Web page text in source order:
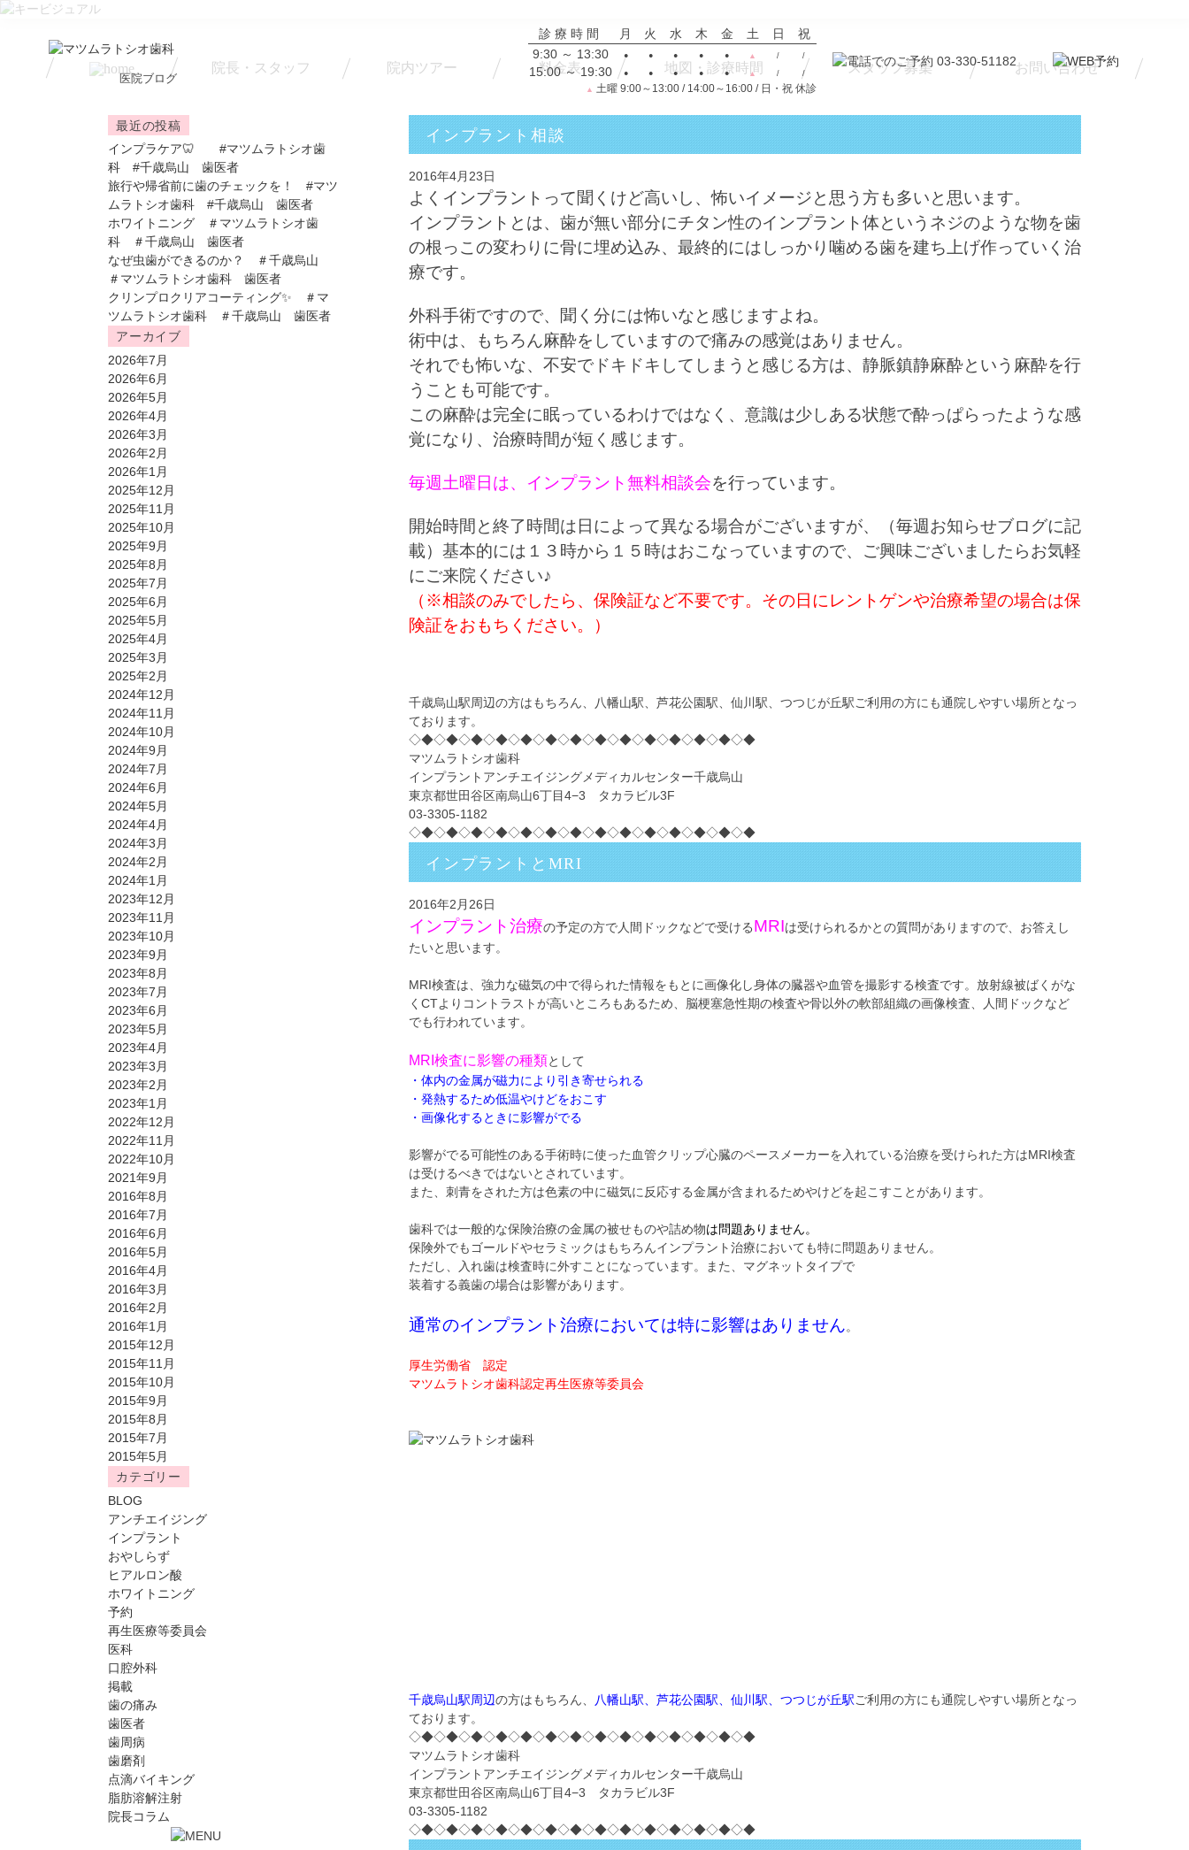
医院ブログ
診療時間 月 火 水 木 金 土 日
祝
9:30 ～ 13:30
● ● ● ● ● ▲ / /
15:00 ～ 19:30 ● ● ● ● ● ▲ /
/
▲ 土曜 9:00～13:00 / 14:00～16:00 / 日・祝 休診
院長・スタッフ 院内ツアー 料金表 地図・診療時間 スタッフ募集 お問い合わせ
最近の投稿
インプラケア🦷 #マツムラトシオ歯
科 #千歳烏山 歯医者
旅行や帰省前に歯のチェックを！ #マツ
ムラトシオ歯科 #千歳烏山 歯医者
ホワイトニング ＃マツムラトシオ歯
科 ＃千歳烏山 歯医者
なぜ虫歯ができるのか？ ＃千歳烏山
＃マツムラトシオ歯科 歯医者
クリンプロクリアコーティング✨ ＃マ
ツムラトシオ歯科 ＃千歳烏山 歯医者
アーカイブ
2026年7月
2026年6月
2026年5月
2026年4月
2026年3月
2026年2月
2026年1月
2025年12月
2025年11月
2025年10月
2025年9月
2025年8月
2025年7月
2025年6月
2025年5月
2025年4月
2025年3月
2025年2月
2024年12月
2024年11月
2024年10月
2024年9月
2024年7月
2024年6月
2024年5月
2024年4月
2024年3月
2024年2月
2024年1月
2023年12月
2023年11月
2023年10月
2023年9月
2023年8月
2023年7月
2023年6月
2023年5月
2023年4月
2023年3月
2023年2月
2023年1月
2022年12月
2022年11月
2022年10月
2021年9月
2016年8月
2016年7月
2016年6月
2016年5月
2016年4月
2016年3月
2016年2月
2016年1月
2015年12月
2015年11月
2015年10月
2015年9月
2015年8月
2015年7月
2015年5月
カテゴリー
BLOG
アンチエイジング
インプラント
おやしらず
ヒアルロン酸
ホワイトニング
予約
再生医療等委員会
医科
口腔外科
掲載
歯の痛み
歯医者
歯周病
歯磨剤
点滴バイキング
脂肪溶解注射
院長コラム
インプラント相談
2016年4月23日
よくインプラントって聞くけど高いし、怖いイメージと思う方も多いと思います。
インプラントとは、歯が無い部分にチタン性のインプラント体というネジのような物を歯
の根っこの変わりに骨に埋め込み、最終的にはしっかり噛める歯を建ち上げ作っていく治
療です。
外科手術ですので、聞く分には怖いなと感じますよね。
術中は、もちろん麻酔をしていますので痛みの感覚はありません。
それでも怖いな、不安でドキドキしてしまうと感じる方は、静脈鎮静麻酔という麻酔を行
うことも可能です。
この麻酔は完全に眠っているわけではなく、意識は少しある状態で酔っぱらったような感
覚になり、治療時間が短く感じます。
毎週土曜日は、インプラント無料相談会を行っています。
開始時間と終了時間は日によって異なる場合がございますが、（毎週お知らせブログに記
載）基本的には１３時から１５時はおこなっていますので、ご興味ございましたらお気軽
にご来院ください♪
（※相談のみでしたら、保険証など不要です。その日にレントゲンや治療希望の場合は保
険証をおもちください。）
千歳烏山駅周辺の方はもちろん、八幡山駅、芦花公園駅、仙川駅、つつじが丘駅ご利用の方にも通院しやすい場所となっ
ております。
◇◆◇◆◇◆◇◆◇◆◇◆◇◆◇◆◇◆◇◆◇◆◇◆◇◆◇◆
マツムラトシオ歯科
インプラントアンチエイジングメディカルセンター千歳烏山
東京都世田谷区南烏山6丁目4−3 タカラビル3F
03-3305-1182
◇◆◇◆◇◆◇◆◇◆◇◆◇◆◇◆◇◆◇◆◇◆◇◆◇◆◇◆
インプラントとMRI
2016年2月26日
インプラント治療の予定の方で人間ドックなどで受けるMRIは受けられるかとの質問がありますので、お答えし
たいと思います。
MRI検査は、強力な磁気の中で得られた情報をもとに画像化し身体の臓器や血管を撮影する検査です。放射線被ばくがな
くCTよりコントラストが高いところもあるため、脳梗塞急性期の検査や骨以外の軟部組織の画像検査、人間ドックなど
でも行われています。
MRI検査に影響の種類として
・体内の金属が磁力により引き寄せられる
・発熱するため低温やけどをおこす
・画像化するときに影響がでる
影響がでる可能性のある手術時に使った血管クリップ心臓のペースメーカーを入れている治療を受けられた方はMRI検査
は受けるべきではないとされています。
また、刺青をされた方は色素の中に磁気に反応する金属が含まれるためやけどを起こすことがあります。
歯科では一般的な保険治療の金属の被せものや詰め物は問題ありません。
保険外でもゴールドやセラミックはもちろんインプラント治療においても特に問題ありません。
ただし、入れ歯は検査時に外すことになっています。また、マグネットタイプで
装着する義歯の場合は影響があります。
通常のインプラント治療においては特に影響はありません。
厚生労働省 認定
マツムラトシオ歯科認定再生医療等委員会
千歳烏山駅周辺の方はもちろん、 八幡山駅、芦花公園駅、仙川駅、つつじが丘駅ご利用の方にも通院しやすい場所となっ
ております。
◇◆◇◆◇◆◇◆◇◆◇◆◇◆◇◆◇◆◇◆◇◆◇◆◇◆◇◆
マツムラトシオ歯科
インプラントアンチエイジングメディカルセンター千歳烏山
東京都世田谷区南烏山6丁目4−3 タカラビル3F
03-3305-1182
◇◆◇◆◇◆◇◆◇◆◇◆◇◆◇◆◇◆◇◆◇◆◇◆◇◆◇◆